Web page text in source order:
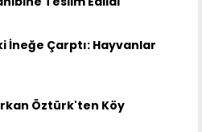
İneğe Çarptı: Hayvanlar
Öztürk'ten Köy